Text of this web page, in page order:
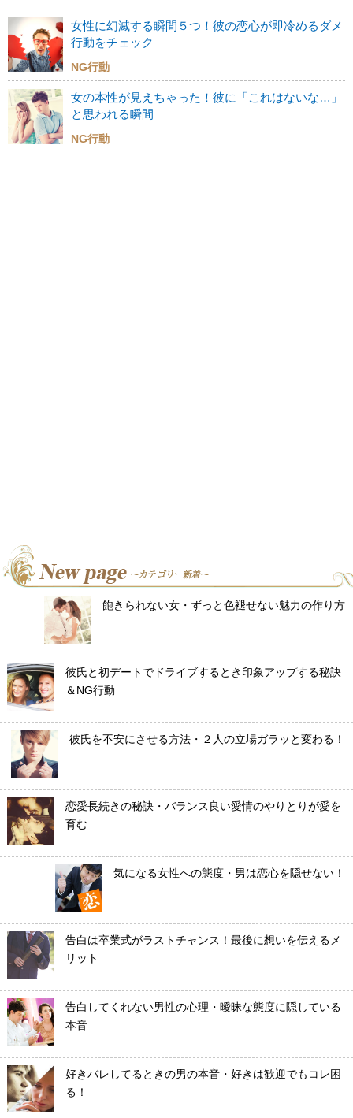
女性に幻滅する瞬間５つ！彼の恋心が即冷めるダメ
行動をチェック
NG行動
女の本性が見えちゃった！彼に「これはないな…」
と思われる瞬間
NG行動
飽きられない女・ずっと色褪せない魅力の作り方
彼氏と初デートでドライブするとき印象アップする秘訣
＆NG行動
彼氏を不安にさせる方法・２人の立場ガラッと変わる！
恋愛長続きの秘訣・バランス良い愛情のやりとりが愛を
育む
気になる女性への態度・男は恋心を隠せない！
告白は卒業式がラストチャンス！最後に想いを伝えるメ
リット
告白してくれない男性の心理・曖昧な態度に隠している
本音
好きバレしてるときの男の本音・好きは歓迎でもコレ困
る！